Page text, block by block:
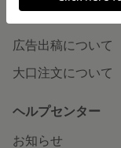
広告出稿について
大口注文について
ヘルプセンター
お知らせ